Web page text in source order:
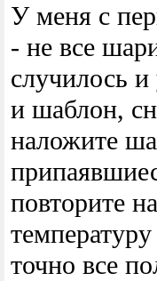
У меня с
- не все
случилось
и шаблон,
наложите
повторите
точно все